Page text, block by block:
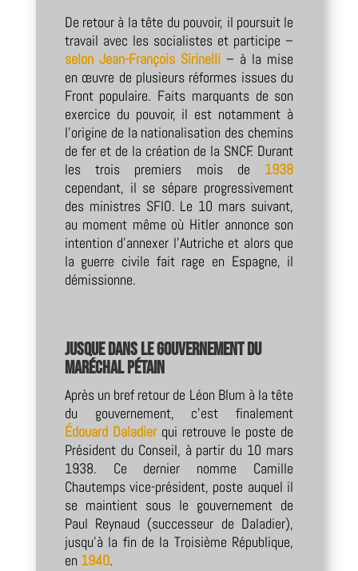
De retour à la tête du pouvoir, il poursuit le
travail avec les socialistes et participe –
selon Jean-François Sirinelli– à la mise
en œuvre de plusieurs réformes issues du
Front populaire. Faits marquants de son
exercice du pouvoir, il est notamment à
l’origine de la nationalisation des chemins
de fer et de la création de la SNCF. Durant
les trois premiers mois de 1938
cependant, il se sépare progressivement
des ministres SFIO. Le 10 mars suivant,
au moment même où Hitler annonce son
intention d’annexer l’Autriche et alors que
la guerre civile fait rage en Espagne, il
démissionne.
Jusque dans le gouvernement du
Maréchal Pétain
Après un bref retour de Léon Blum à la tête
du gouvernement, c’est finalement
Édouard Daladierqui retrouve le poste de
Président du Conseil, à partir du 10 mars
1938. Ce dernier nomme Camille
Chautemps vice-président, poste auquel il
se maintient sous le gouvernement de
Paul Reynaud (successeur de Daladier),
jusqu’à la fin de la Troisième République,
en 1940.